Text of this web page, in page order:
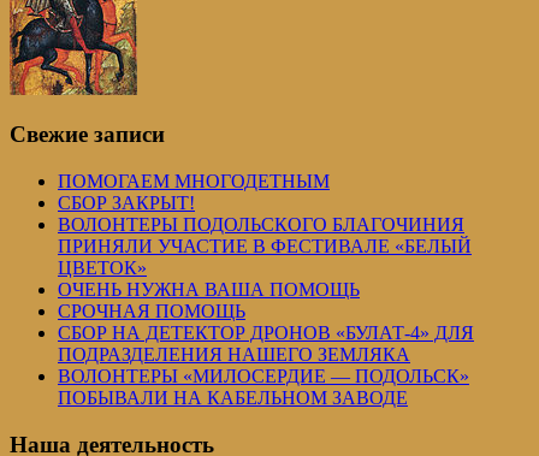
Свежие записи
ПОМОГАЕМ МНОГОДЕТНЫМ
СБОР ЗАКРЫТ!
ВОЛОНТЕРЫ ПОДОЛЬСКОГО БЛАГОЧИНИЯ
ПРИНЯЛИ УЧАСТИЕ В ФЕСТИВАЛЕ «БЕЛЫЙ
ЦВЕТОК»
ОЧЕНЬ НУЖНА ВАША ПОМОЩЬ
СРОЧНАЯ ПОМОЩЬ
СБОР НА ДЕТЕКТОР ДРОНОВ «БУЛАТ-4» ДЛЯ
ПОДРАЗДЕЛЕНИЯ НАШЕГО ЗЕМЛЯКА
ВОЛОНТЕРЫ «МИЛОСЕРДИЕ — ПОДОЛЬСК»
ПОБЫВАЛИ НА КАБЕЛЬНОМ ЗАВОДЕ
Наша деятельность